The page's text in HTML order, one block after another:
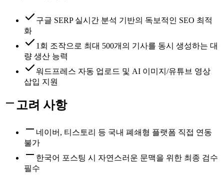
구글 SERP 실시간 분석 기반의 독보적인 SEO 최적
화
1회 조작으로 최대 500개의 기사를 동시 생성하는 대
량 생산 능력
워드프레스 자동 업로드 및 AI 이미지/유튜브 영상
삽입 지원
고려 사항
네이버, 티스토리 등 국내 폐쇄형 플랫폼 직접 연동
불가
한국어 포스팅 시 자연스러운 문맥을 위한 최종 검수
필수